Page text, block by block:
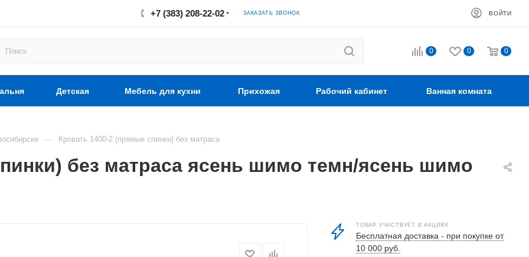
+7 (383) 208-22-02 ЗАКАЗАТЬ ЗВОНОК ВОЙТИ
0 0 0
Детская Мебель для кухни Прихожая Рабочий кабинет Ванная комната
— Кровать 1400-2 (прямые спинки) без матраса
без матраса ясень шимо темн/ясень шимо
ТОВАР УЧАСТВУЕТ В АКЦИЯХ
Бесплатная доставка - при покупке от
10 000 руб.